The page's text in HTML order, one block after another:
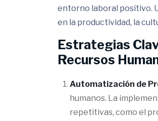
entorno laboral positivo.
en la productividad, la
Estrategias
Recursos
Automatización de
humanos. La
repetitivas, como el